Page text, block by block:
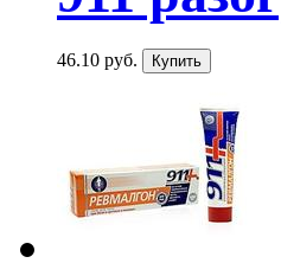
46.10 руб.